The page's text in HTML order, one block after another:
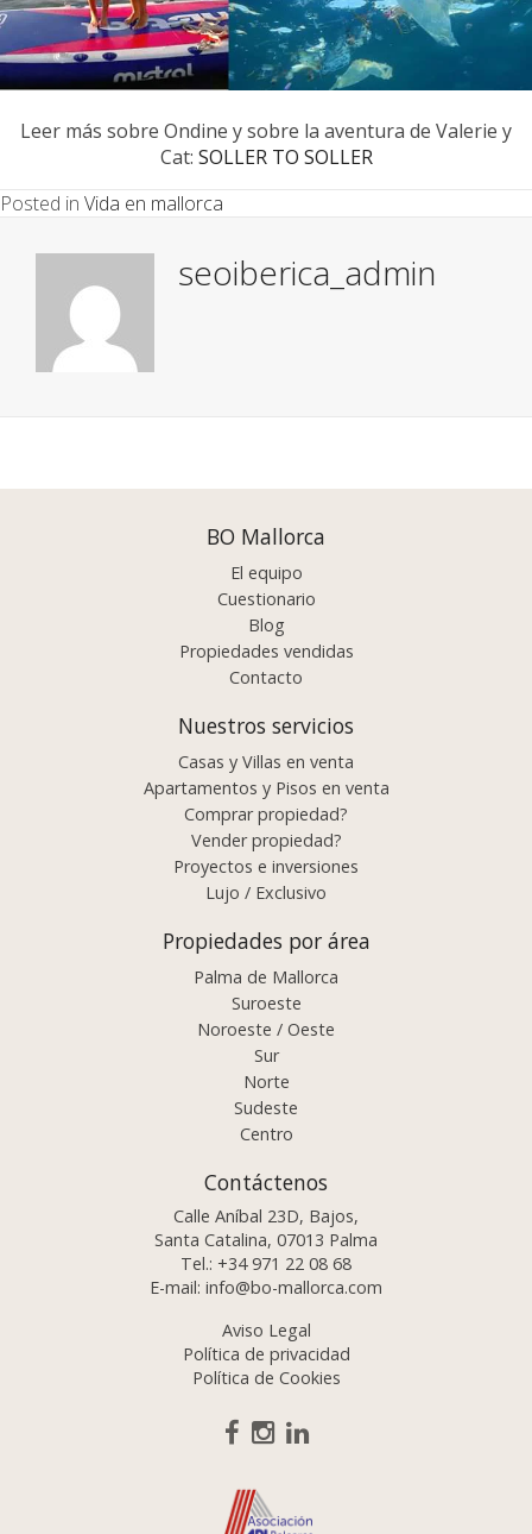
Leer más sobre Ondine y sobre la aventura de Valerie y
Cat: SOLLER TO SOLLER
Posted in Vida en mallorca
seoiberica_admin
navigation
BO Mallorca
El equipo
Cuestionario
Blog
Propiedades vendidas
Contacto
Nuestros servicios
Casas y Villas en venta
Apartamentos y Pisos en venta
Comprar propiedad?
Vender propiedad?
Proyectos e inversiones
Lujo / Exclusivo
Propiedades por área
Palma de Mallorca
Suroeste
Noroeste / Oeste
Sur
Norte
Sudeste
Centro
Contáctenos
Calle Aníbal 23D, Bajos,
Santa Catalina, 07013 Palma
Tel.: +34 971 22 08 68
E-mail: info@bo-mallorca.com
Aviso Legal
Política de privacidad
Política de Cookies